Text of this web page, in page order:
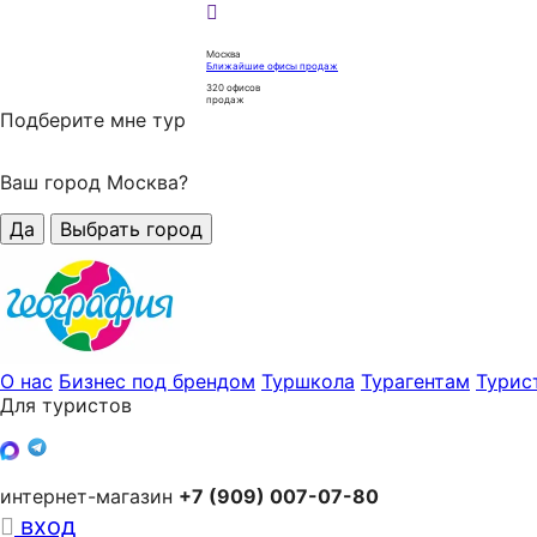
Москва
Ближайшие офисы продаж
320 офисов
продаж
Подберите мне тур
Ваш город Москва?
Да
Выбрать город
О нас Бизнес под брендом Туршкола Турагентам
Для туристов
интернет-магазин +7 (909) 007-07-80
вход